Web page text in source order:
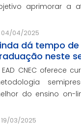
aprimorar a
e integra o
em serviço
o oferecimento
04/04/2025
dá tempo
neste
EAD CNEC oferece
do ensino on-
19/03/2025